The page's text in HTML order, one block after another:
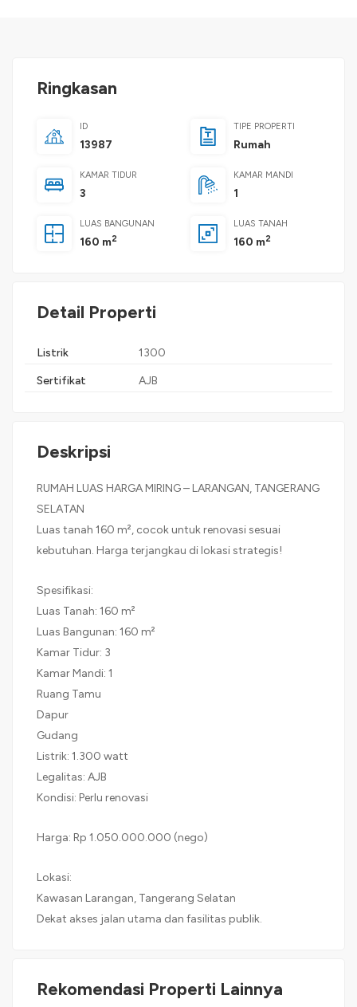
Ringkasan
ID
13987
TIPE PROPERTI
Rumah
KAMAR TIDUR
3
KAMAR MANDI
1
LUAS BANGUNAN
160 m2
LUAS TANAH
160 m2
Detail Properti
Listrik 1300
Sertifikat AJB
Deskripsi
RUMAH LUAS HARGA MIRING – LARANGAN, TANGERANG
SELATAN
Luas tanah 160 m², cocok untuk renovasi sesuai
kebutuhan. Harga terjangkau di lokasi strategis!
Spesifikasi:
Luas Tanah: 160 m²
Luas Bangunan: 160 m²
Kamar Tidur: 3
Kamar Mandi: 1
Ruang Tamu
Dapur
Gudang
Listrik: 1.300 watt
Legalitas: AJB
Kondisi: Perlu renovasi
Harga: Rp 1.050.000.000 (nego)
Lokasi:
Kawasan Larangan, Tangerang Selatan
Dekat akses jalan utama dan fasilitas publik.
Rekomendasi Properti Lainnya